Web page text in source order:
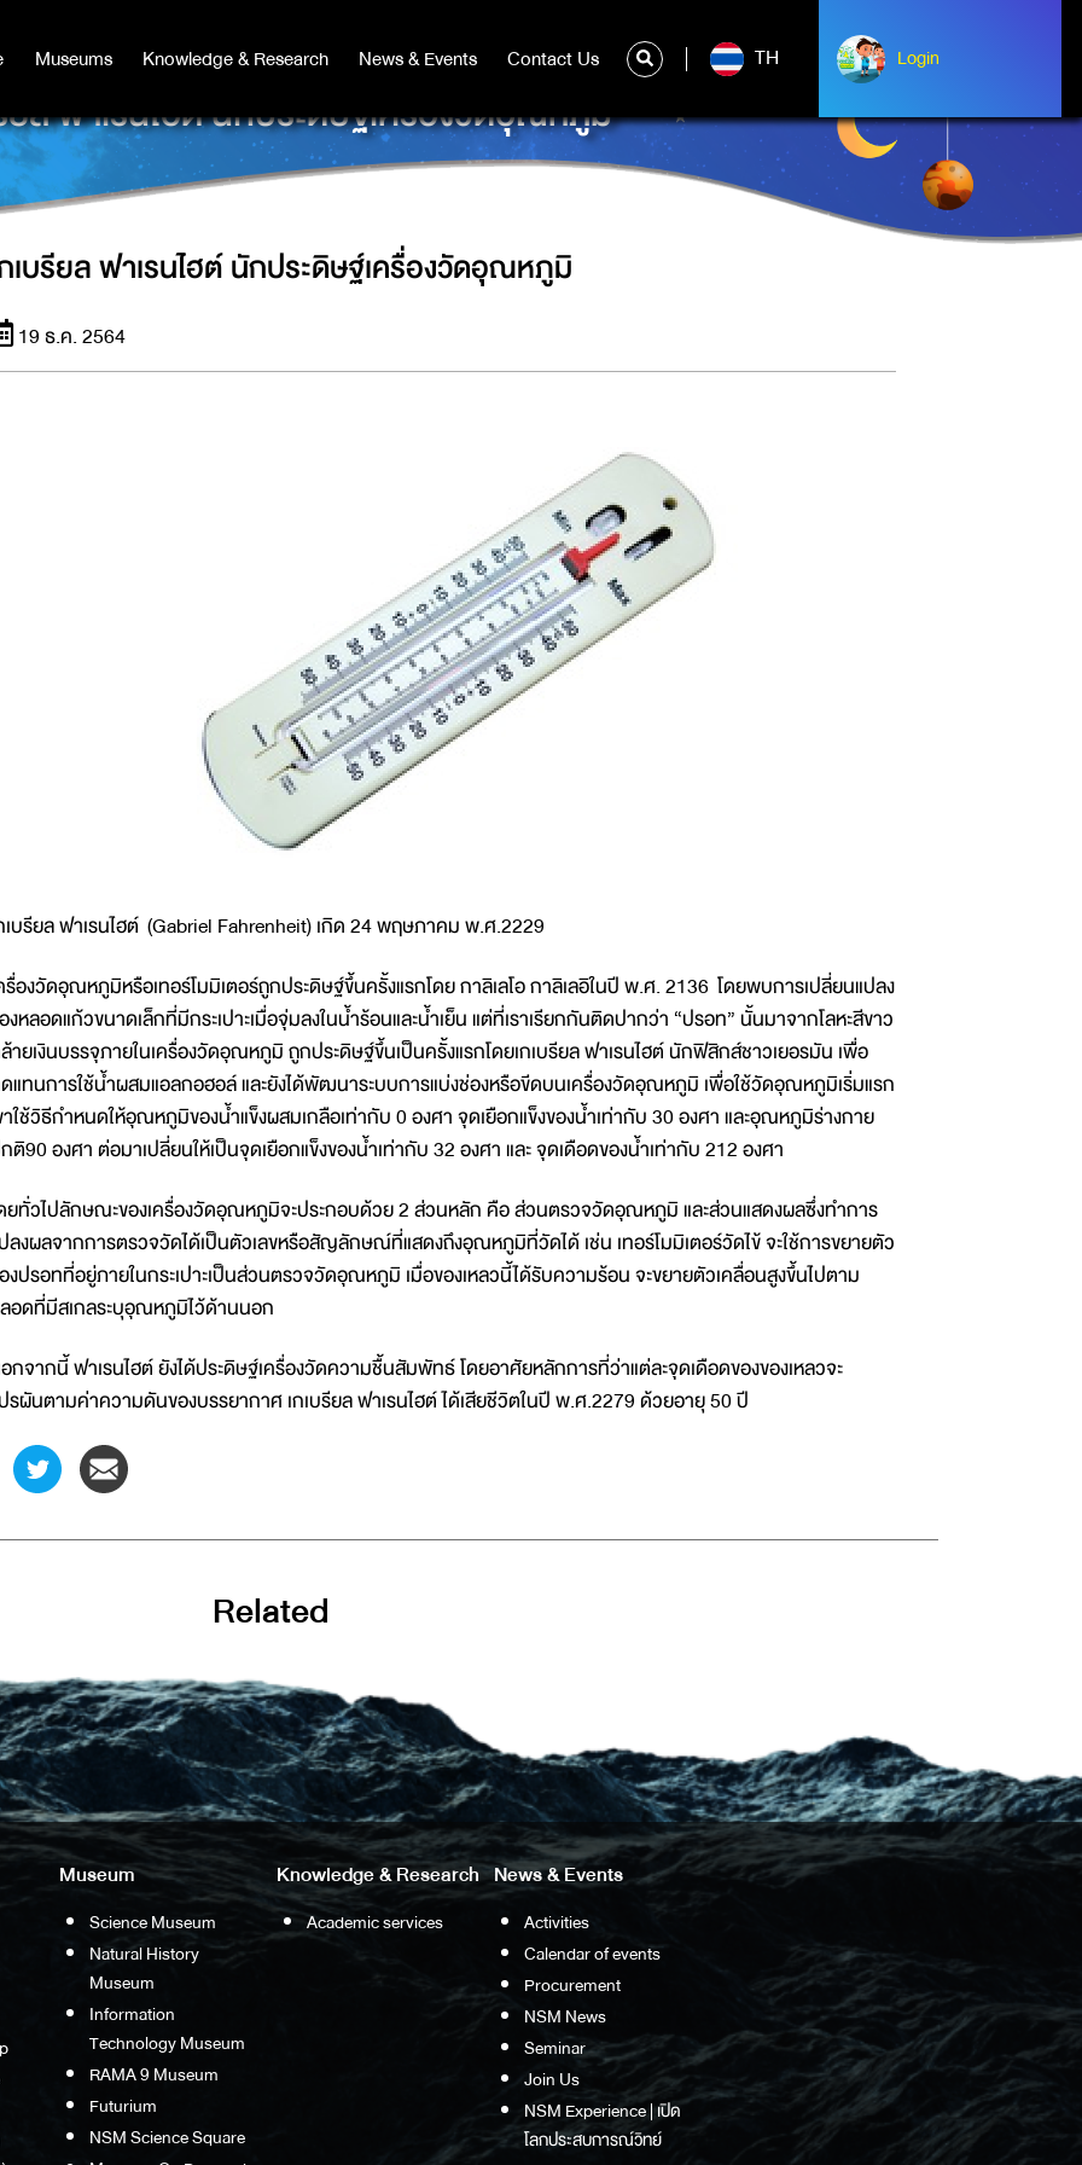
Museums Knowledge & Research News & Events Contact Us
Museums Knowledge & Research News & Events Contact Us TH Login
Login
ยล ฟาเรนไฮต์ นักประดิษฐ์เครื่องวัดอุณหภูมิ
เบรียล ฟาเรนไฮต์ นักประดิษฐ์เครื่องวัดอุณหภูมิ
19 ธ.ค. 2564
เบรียล ฟาเรนไฮต์ (Gabriel Fahrenheit) เกิด 24 พฤษภาคม พ.ศ.2229
รื่องวัดอุณหภูมิหรือเทอร์โมมิเตอร์ถูกประดิษฐ์ขึ้นครั้งแรกโดย กาลิเลโอ กาลิเลอิในปี พ.ศ. 2136 โดยพบการเปลี่ยนแปลง
งหลอดแก้วขนาดเล็กที่มีกระเปาะเมื่อจุ่มลงในน้ำร้อนและน้ำเย็น แต่ที่เราเรียกกันติดปากว่า “ปรอท” นั้นมาจากโลหะสีขาว
ายเงินบรรจุภายในเครื่องวัดอุณหภูมิ ถูกประดิษฐ์ขึ้นเป็นครั้งแรกโดยเกเบรียล ฟาเรนไฮต์ นักฟิสิกส์ชาวเยอรมัน เพื่อ
แทนการใช้น้ำผสมแอลกอฮอล์ และยังได้พัฒนาระบบการแบ่งช่องหรือขีดบนเครื่องวัดอุณหภูมิ เพื่อใช้วัดอุณหภูมิเริ่มแรก
าใช้วิธีกำหนดให้อุณหภูมิของน้ำแข็งผสมเกลือเท่ากับ 0 องศา จุดเยือกแข็งของน้ำเท่ากับ 30 องศา และอุณหภูมิร่างกาย
ติ90 องศา ต่อมาเปลี่ยนให้เป็นจุดเยือกแข็งของน้ำเท่ากับ 32 องศา และ จุดเดือดของน้ำเท่ากับ 212 องศา
ยทั่วไปลักษณะของเครื่องวัดอุณหภูมิจะประกอบด้วย 2 ส่วนหลัก คือ ส่วนตรวจวัดอุณหภูมิ และส่วนแสดงผลซึ่งทำการ
ลงผลจากการตรวจวัดได้เป็นตัวเลขหรือสัญลักษณ์ที่แสดงถึงอุณหภูมิที่วัดได้ เช่น เทอร์โมมิเตอร์วัดไข้ จะใช้การขยายตัว
งปรอทที่อยู่ภายในกระเปาะเป็นส่วนตรวจวัดอุณหภูมิ เมื่อของเหลวนี้ได้รับความร้อน จะขยายตัวเคลื่อนสูงขึ้นไปตาม
อดที่มีสเกลระบุอุณหภูมิไว้ด้านนอก
กจากนี้ ฟาเรนไฮต์ ยังได้ประดิษฐ์เครื่องวัดความชื้นสัมพัทธ์ โดยอาศัยหลักการที่ว่าแต่ละจุดเดือดของของเหลวจะ
รผันตามค่าความดันของบรรยากาศ เกเบรียล ฟาเรนไฮต์ ได้เสียชีวิตในปี พ.ศ.2279 ด้วยอายุ 50 ปี
Related
Museum
Science Museum
Natural History
Museum
Information
Technology Museum
RAMA 9 Museum
Futurium
NSM Science Square
Knowledge & Research
Academic services
News & Events
Activities
Calendar of events
Procurement
NSM News
Seminar
Join Us
NSM Experience | เปิด
โลกประสบการณ์วิทย์